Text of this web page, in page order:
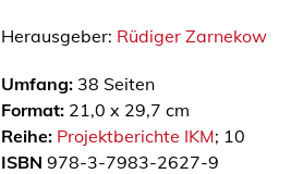
Herausgeber: Rüdiger Zarnekow
Umfang: 38 Seiten
Format:21,0 x 29,7 cm
Reihe: Projektberichte IKM; 10
ISBN 978-3-7983-2627-9